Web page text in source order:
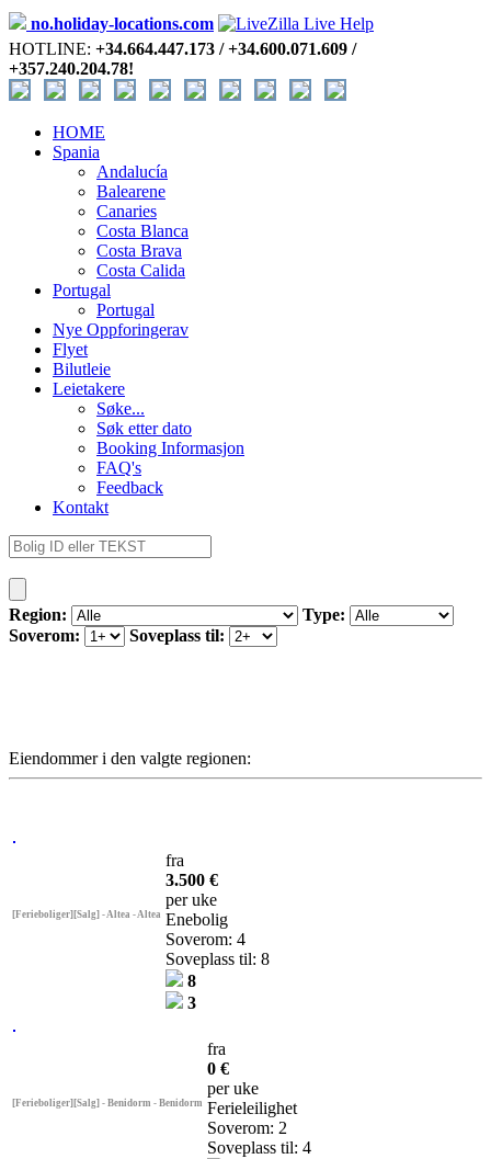
no.holiday-locations.com
HOTLINE: +34.664.447.173 / +34.600.071.609 /
+357.240.204.78!
HOME
Spania
Andalucía
Balearene
Canaries
Costa Blanca
Costa Brava
Costa Calida
Portugal
Portugal
Nye Oppforingerav
Flyet
Bilutleie
Leietakere
Søke...
Søk etter dato
Booking Informasjon
FAQ's
Feedback
Kontakt
Region:
Type:
Soverom:
Soveplass til:
Eiendommer i den valgte regionen:
[Ferieboliger][Salg] - Altea - Altea
fra
3.500 €
per uke
Enebolig
Soverom: 4
Soveplass til: 8
8
3
[Ferieboliger][Salg] - Benidorm - Benidorm
fra
0 €
per uke
Ferieleilighet
Soverom: 2
Soveplass til: 4